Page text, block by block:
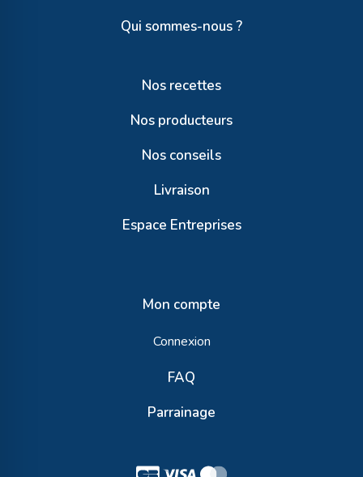
Qui sommes-nous ?
Nos recettes
Nos producteurs
Nos conseils
Livraison
Espace Entreprises
Mon compte
Connexion
FAQ
Parrainage